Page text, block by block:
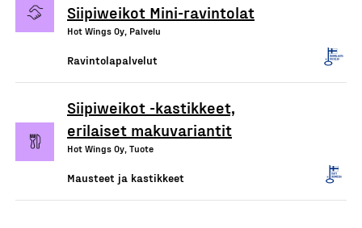
Siipiweikot Mini-ravintolat
Hot Wings Oy, Palvelu
Ravintolapalvelut
Siipiweikot -kastikkeet,
erilaiset makuvariantit
Hot Wings Oy, Tuote
Mausteet ja kastikkeet